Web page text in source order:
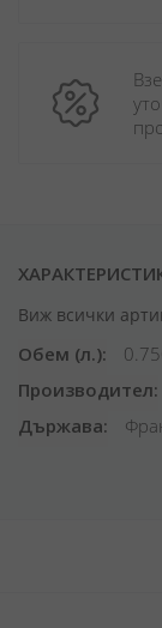
Виж всички
Обем (л.)
Производител
Държава